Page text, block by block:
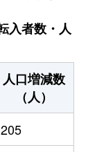
入者数・人
人口増減数
（人）
205